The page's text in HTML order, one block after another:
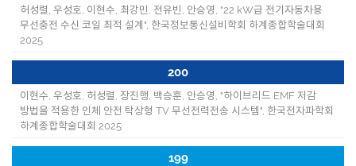
허성렬, 우성호, 이현수, 최강민, 전유빈, 안승영, "22 kW급 전기자동차용
무선충전 수신 코일 최적 설계", 한국정보통신설비학회 하계종합학술대회
2025
200
이현수, 우성호, 허성렬, 장진행, 백승훈, 안승영, "하이브리드 EMF 저감
방법을 적용한 인체 안전 탁상형 TV 무선전력전송 시스템", 한국전자파학회
하계종합학술대회 2025
199